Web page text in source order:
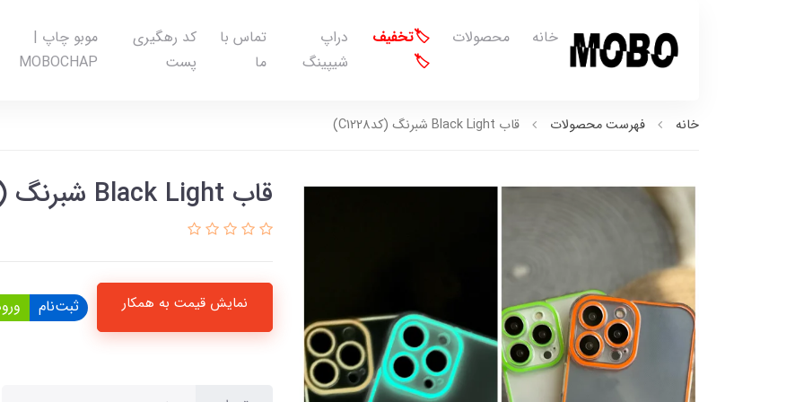
خانه محصولات
🏷️تخفیف
🏷️
دراپ
شیپینگ
تماس با
ما
کد رهگیری
پست
موبو چاپ |
MOBOCHAP
خانه فهرست محصولات قاب Black Light شبرنگ (کدC1228)
قاب Black Light شبرنگ (کدC1228)
نمایش قیمت به همکار ثبت‌نام